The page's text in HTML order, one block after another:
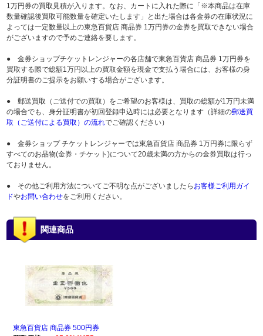
1万円券の買取見積が入ります。なお、カートに入れた際に「※本商品は在庫
数量確認後買取可能数量を確定いたします」と出た場合は各金券の在庫状況に
よっては一定数量以上の東急百貨店 商品券 1万円券の金券を買取できない場合
がございますので予めご連絡を要します。
● 金券ショップチケットレンジャーの各店舗で東急百貨店 商品券 1万円券を
買取する際で総額1万円以上の買取金額を現金で支払う場合には、お客様の身
分証明書のご提示をお願いする場合がございます。
● 郵送買取（ご送付での買取）をご希望のお客様は、買取の総額が1万円未満
の場合でも、身分証明書が初回登録申込時には必要となります（詳細の郵送買
取（ご送付による買取）の流れでご確認ください）
● 金券ショップ チケットレンジャーでは東急百貨店 商品券 1万円券に限らず
すべてのお品物(金券・チケット)について20歳未満の方からの金券買取は行っ
ておりません。
● その他ご利用方法についてご不明な点がございましたら お客様ご利用ガイ
ドやお問い合わせをご利用ください。
関連商品
東急百貨店 商品券 500円券